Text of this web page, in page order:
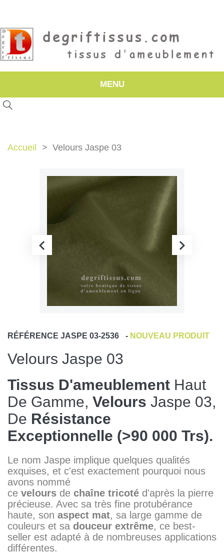
MENU
Accueil Velours Jaspe 03
RÉFÉRENCE JASPE 03-2536 - NOUVEAU PRODUIT
Velours Jaspe 03
Tissus D'ameublement Haut
De Gamme, Velours Jaspe 03,
De Résistance
Exceptionnelle (>90 000 Trs).
Le nom Jaspe implique quelques qualités
exquises, et c'est exactement pourquoi nous
avons nommé
ce velours de chaîne tricoté d'après la pierre
précieuse. Avec sa très fine protubérance
haute, son aspect mat, sa large gamme de
couleurs et sa douceur extrême, ce best-
seller est adapté à de nombreuses applications
différentes.